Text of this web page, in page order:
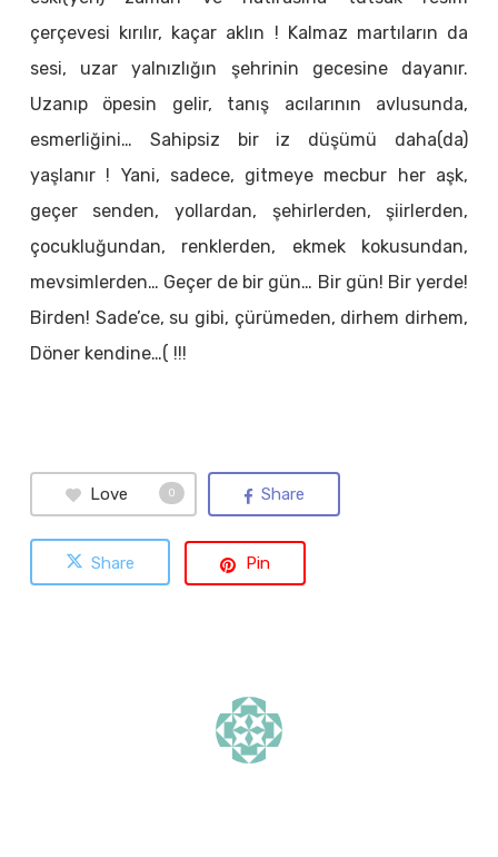
çerçevesi kırılır, kaçar aklın ! Kalmaz martıların da
sesi, uzar yalnızlığın şehrinin gecesine dayanır.
Uzanıp öpesin gelir, tanış acılarının avlusunda,
esmerliğini… Sahipsiz bir iz düşümü daha(da)
yaşlanır ! Yani, sadece, gitmeye mecbur her aşk,
geçer senden, yollardan, şehirlerden, şiirlerden,
çocukluğundan, renklerden, ekmek kokusundan,
mevsimlerden… Geçer de bir gün… Bir gün! Bir yerde!
Birden! Sade’ce, su gibi, çürümeden, dirhem dirhem,
Döner kendine…( !!!
Love 0 Share
Share Pin